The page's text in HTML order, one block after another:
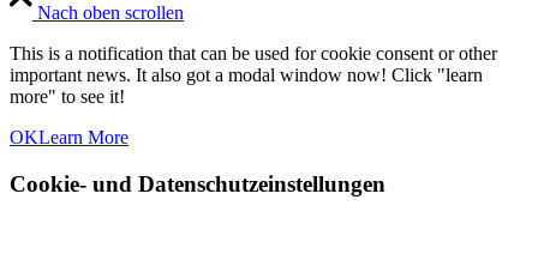
Nach oben scrollen
This is a notification that can be used for cookie consent or other
important news. It also got a modal window now! Click "learn
more" to see it!
OKLearn More
Cookie- und Datenschutzeinstellungen